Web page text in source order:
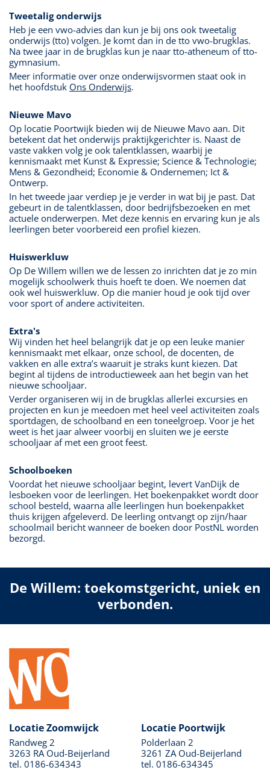
Tweetalig onderwijs
Heb je een vwo-advies dan kun je bij ons ook tweetalig
onderwijs (tto) volgen. Je komt dan in de tto vwo-brugklas.
Na twee jaar in de brugklas kun je naar tto-atheneum of tto-
gymnasium.
Meer informatie over onze onderwijsvormen staat ook in
het hoofdstuk Ons Onderwijs.
Nieuwe Mavo
Op locatie Poortwijk bieden wij de Nieuwe Mavo aan. Dit
betekent dat het onderwijs praktijkgerichter is. Naast de
vaste vakken volg je ook talentklassen, waarbij je
kennismaakt met Kunst & Expressie; Science & Technologie;
Mens & Gezondheid; Economie & Ondernemen; Ict &
Ontwerp.
In het tweede jaar verdiep je je verder in wat bij je past. Dat
gebeurt in de talentklassen, door bedrijfsbezoeken en met
actuele onderwerpen. Met deze kennis en ervaring kun je als
leerlingen beter voorbereid een profiel kiezen.
Huiswerkluw
Op De Willem willen we de lessen zo inrichten dat je zo min
mogelijk schoolwerk thuis hoeft te doen. We noemen dat
ook wel huiswerkluw. Op die manier houd je ook tijd over
voor sport of andere activiteiten.
Extra's
Wij vinden het heel belangrijk dat je op een leuke manier
kennismaakt met elkaar, onze school, de docenten, de
vakken en alle extra’s waaruit je straks kunt kiezen. Dat
begint al tijdens de introductieweek aan het begin van het
nieuwe schooljaar.
Verder organiseren wij in de brugklas allerlei excursies en
projecten en kun je meedoen met heel veel activiteiten zoals
sportdagen, de schoolband en een toneelgroep. Voor je het
weet is het jaar alweer voorbij en sluiten we je eerste
schooljaar af met een groot feest.
Schoolboeken
Voordat het nieuwe schooljaar begint, levert VanDijk de
lesboeken voor de leerlingen. Het boekenpakket wordt door
school besteld, waarna alle leerlingen hun boekenpakket
thuis krijgen afgeleverd. De leerling ontvangt op zijn/haar
schoolmail bericht wanneer de boeken door PostNL worden
bezorgd.
De Willem: toekomstgericht, uniek en
verbonden.
Locatie Zoomwijck
Randweg 2
3263 RA Oud-Beijerland
tel. 0186-634343
Locatie Poortwijk
Polderlaan 2
3261 ZA Oud-Beijerland
tel. 0186-634345